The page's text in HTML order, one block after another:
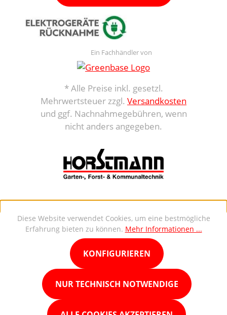
Ein Fachhändler von
* Alle Preise inkl. gesetzl.
Mehrwertsteuer zzgl. Versandkosten
und ggf. Nachnahmegebühren, wenn
nicht anders angegeben.
Diese Website verwendet Cookies, um eine bestmögliche
Erfahrung bieten zu können. Mehr Informationen ...
NUR TECHNISCH NOTWENDIGE
KONFIGURIEREN